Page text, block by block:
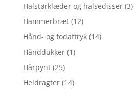
Halstørklæder og halsedisser (3)
Hammerbræt (12)
Hånd- og fodaftryk (14)
Hånddukker (1)
Hårpynt (25)
Heldragter (14)